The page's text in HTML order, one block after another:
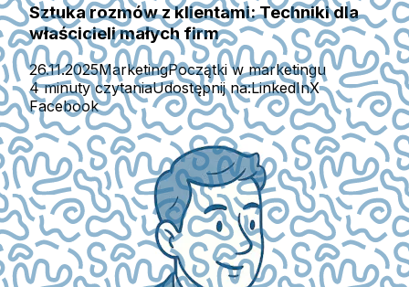
Sztuka rozmów z klientami: Techniki dla
właścicieli małych firm
26.11.2025MarketingPoczątki w marketingu
4 minuty czytaniaUdostępnij na:LinkedInX
Facebook